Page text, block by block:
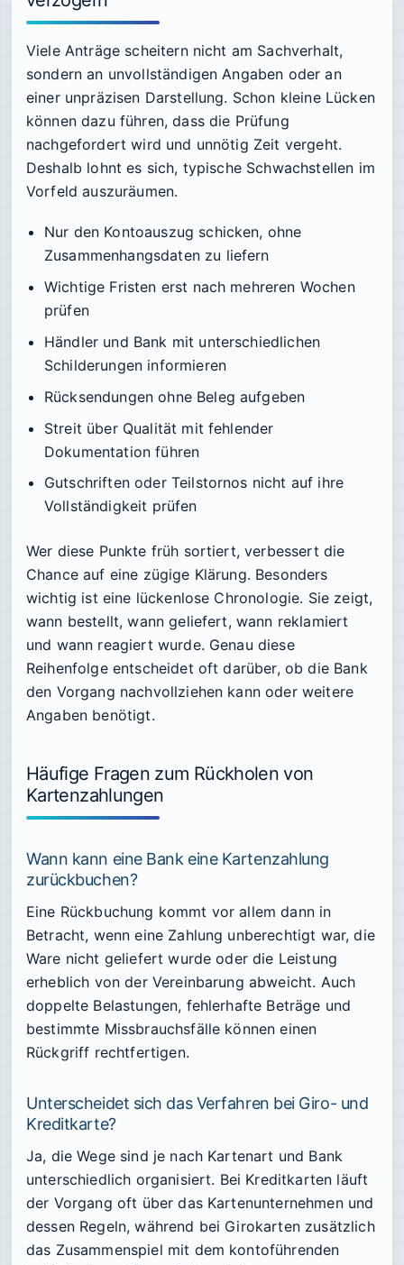
Viele Anträge scheitern nicht am Sachverhalt,
sondern an unvollständigen Angaben oder an
einer unpräzisen Darstellung. Schon kleine Lücken
können dazu führen, dass die Prüfung
nachgefordert wird und unnötig Zeit vergeht.
Deshalb lohnt es sich, typische Schwachstellen im
Vorfeld auszuräumen.
Nur den Kontoauszug schicken, ohne
Zusammenhangsdaten zu liefern
Wichtige Fristen erst nach mehreren Wochen
prüfen
Händler und Bank mit unterschiedlichen
Schilderungen informieren
Rücksendungen ohne Beleg aufgeben
Streit über Qualität mit fehlender
Dokumentation führen
Gutschriften oder Teilstornos nicht auf ihre
Vollständigkeit prüfen
Wer diese Punkte früh sortiert, verbessert die
Chance auf eine zügige Klärung. Besonders
wichtig ist eine lückenlose Chronologie. Sie zeigt,
wann bestellt, wann geliefert, wann reklamiert
und wann reagiert wurde. Genau diese
Reihenfolge entscheidet oft darüber, ob die Bank
den Vorgang nachvollziehen kann oder weitere
Angaben benötigt.
Häufige Fragen zum Rückholen von
Kartenzahlungen
Wann kann eine Bank eine Kartenzahlung
zurückbuchen?
Eine Rückbuchung kommt vor allem dann in
Betracht, wenn eine Zahlung unberechtigt war, die
Ware nicht geliefert wurde oder die Leistung
erheblich von der Vereinbarung abweicht. Auch
doppelte Belastungen, fehlerhafte Beträge und
bestimmte Missbrauchsfälle können einen
Rückgriff rechtfertigen.
Unterscheidet sich das Verfahren bei Giro- und
Kreditkarte?
Ja, die Wege sind je nach Kartenart und Bank
unterschiedlich organisiert. Bei Kreditkarten läuft
der Vorgang oft über das Kartenunternehmen und
dessen Regeln, während bei Girokarten zusätzlich
das Zusammenspiel mit dem kontoführenden